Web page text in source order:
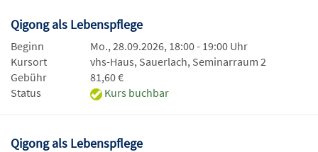
Qigong als Lebenspflege
Beginn
Mo., 28.09.2026, 18:00 - 19:00 Uhr
Kursort
vhs-Haus, Sauerlach, Seminarraum 2
Gebühr
81,60 €
Status
Kurs buchbar
Qigong als Lebenspflege